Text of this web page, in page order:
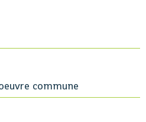
commune